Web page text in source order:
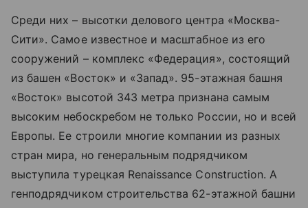
Среди них – высотки делового центра «Москва-
Сити». Самое известное и масштабное из его
сооружений – комплекс «Федерация», состоящий
из башен «Восток» и «Запад». 95-этажная башня
«Восток» высотой 343 метра признана самым
высоким небоскребом не только России, но и всей
Европы. Ее строили многие компании из разных
стран мира, но генеральным подрядчиком
выступила турецкая Renaissance Construction. А
генподрядчиком строительства 62-этажной башни